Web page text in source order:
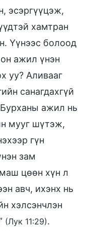
эсэргүүцэж,
хамтран
Үүнээс болоод
ажил үнэн
уу? Аливааг
санагдахгүй
ажил нь
мууг шүтэж,
гүн
зам
цөөн хүн л
авч, ихэнх нь
хэлсэнчлэн
(Лук 11:29).